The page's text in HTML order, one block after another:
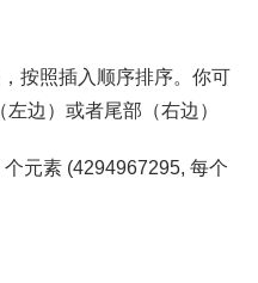
按照插入顺序排序。你可
边）或者尾部（右边）
元素 (4294967295, 每个